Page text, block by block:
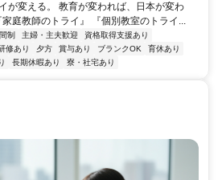
が変える。 教育が変われば、日本が変わ
庭教師のトライ』 『個別教室のトライ...
制 主婦・主夫歓迎
資格取得支援あり
修あり 夕方 賞与あり ブランクOK
育休あり
長期休暇あり 寮・社宅あり